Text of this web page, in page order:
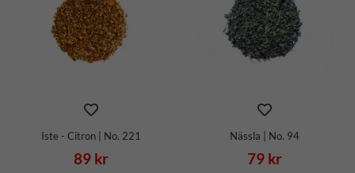
Iste - Citron | No. 221
89 kr
Nässla | No. 94
79 kr